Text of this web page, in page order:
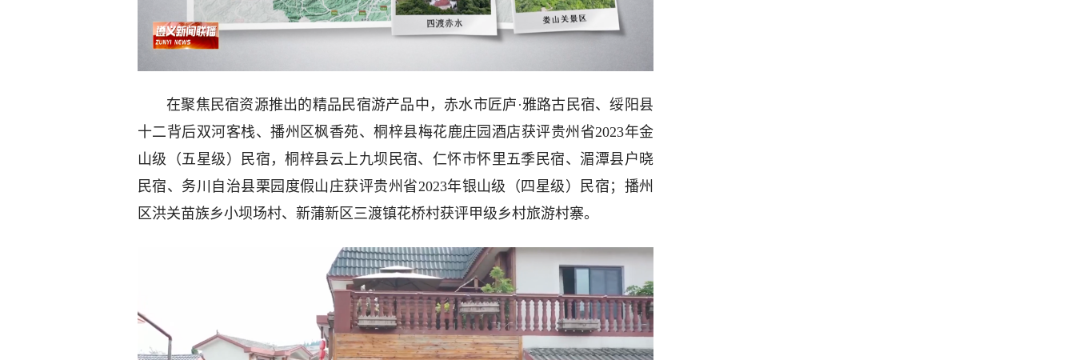
在聚焦民宿资源推出的精品民宿游产品中，赤水市匠庐·雅路古民宿、绥阳县
十二背后双河客栈、播州区枫香苑、桐梓县梅花鹿庄园酒店获评贵州省2023年金
山级（五星级）民宿，桐梓县云上九坝民宿、仁怀市怀里五季民宿、湄潭县户晓
民宿、务川自治县栗园度假山庄获评贵州省2023年银山级（四星级）民宿；播州
区洪关苗族乡小坝场村、新蒲新区三渡镇花桥村获评甲级乡村旅游村寨。